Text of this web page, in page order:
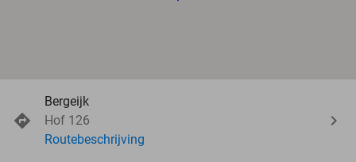
Bergeijk
Hof 126
Routebeschrijving